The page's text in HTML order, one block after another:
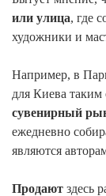
или улица, где
художники и
Например, в
для Киева
сувенирный
ежедневно
являются
Продают здесь